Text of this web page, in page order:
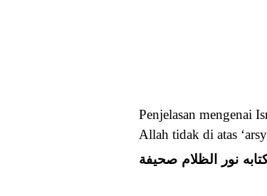
Penjelasan mengenai
Allah tidak di atas
نور الظلام صحيفة